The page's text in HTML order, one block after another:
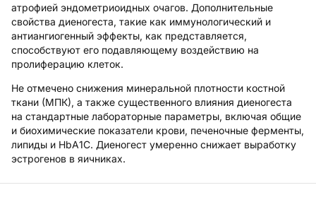
атрофией эндометриоидных очагов. Дополнительные
свойства диеногеста, такие как иммунологический и
антиангиогенный эффекты, как представляется,
способствуют его подавляющему воздействию на
пролиферацию клеток.
Не отмечено снижения минеральной плотности костной
ткани (МПК), а также существенного влияния диеногеста
на стандартные лабораторные параметры, включая общие
и биохимические показатели крови, печеночные ферменты,
липиды и HbA1C. Диеногест умеренно снижает выработку
эстрогенов в яичниках.